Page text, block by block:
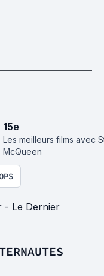
15e
Les meilleurs films avec
McQueen
- Le Dernier